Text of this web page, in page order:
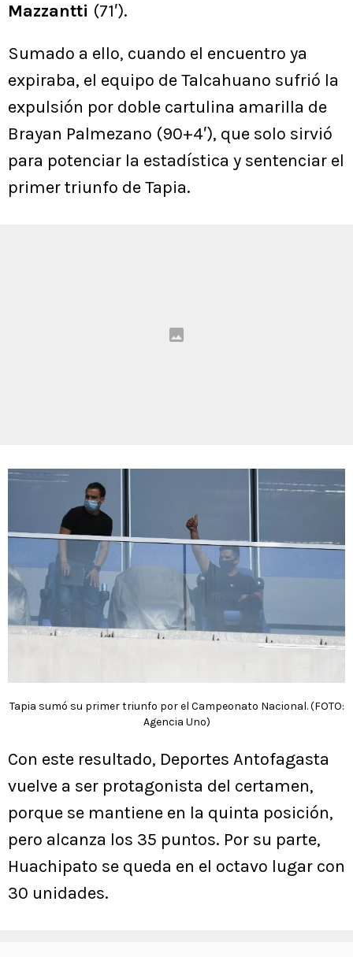
Mazzantti (71′).
Sumado a ello, cuando el encuentro ya
expiraba, el equipo de Talcahuano sufrió la
expulsión por doble cartulina amarilla de
Brayan Palmezano (90+4′), que solo sirvió
para potenciar la estadística y sentenciar el
primer triunfo de Tapia.
Tapia sumó su primer triunfo por el Campeonato Nacional. (FOTO:
Agencia Uno)
Con este resultado, Deportes Antofagasta
vuelve a ser protagonista del certamen,
porque se mantiene en la quinta posición,
pero alcanza los 35 puntos. Por su parte,
Huachipato se queda en el octavo lugar con
30 unidades.